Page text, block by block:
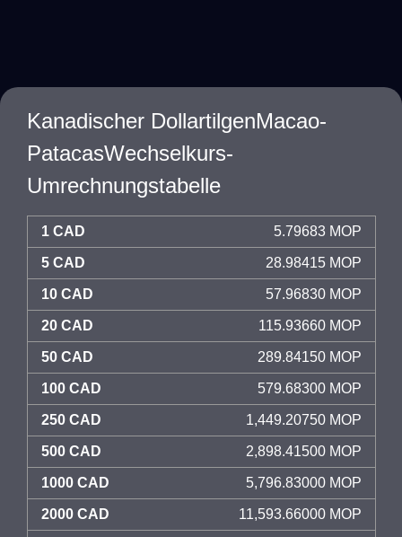
Kanadischer DollartilgenMacao-
PatacasWechselkurs-
Umrechnungstabelle
1 CAD 5.79683 MOP
5 CAD 28.98415 MOP
10 CAD 57.96830 MOP
20 CAD 115.93660 MOP
50 CAD 289.84150 MOP
100 CAD 579.68300 MOP
250 CAD 1,449.20750 MOP
500 CAD 2,898.41500 MOP
1000 CAD 5,796.83000 MOP
2000 CAD 11,593.66000 MOP